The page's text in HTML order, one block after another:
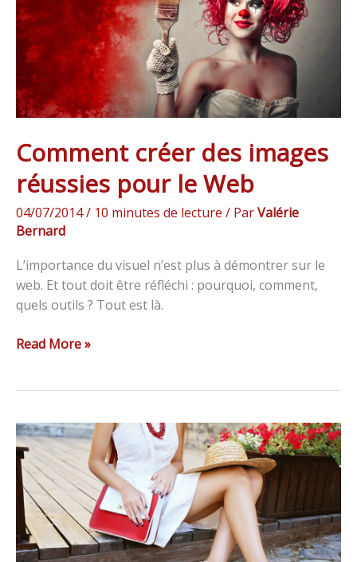
Comment créer des images
réussies pour le Web
04/07/2014/ 10 minutes de lecture / ParValérie
Bernard
L’importance du visuel n’est plus à démontrer sur le
web. Et tout doit être réfléchi : pourquoi, comment,
quels outils ? Tout est là.
pour
le
Web
Read More »
8
étapes
pour
comprendre
et
bien
utiliser